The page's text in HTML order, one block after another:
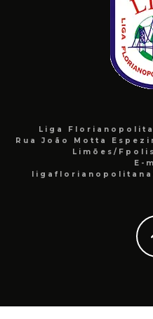
Liga
Rua João Motta
Limões/
E-